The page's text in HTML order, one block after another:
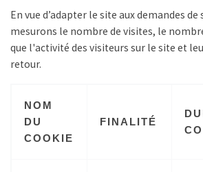
En vue d’adapter le site aux demandes
mesurons le nombre de visites, le
que l'activité des visiteurs sur le site et
retour.
NOM
DU
COOKIE
FINALITÉ